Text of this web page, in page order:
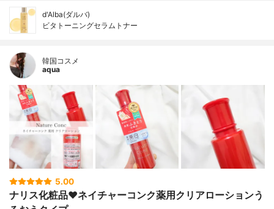
d'Alba(ダルバ)
ビタトーニングセラムトナー
韓国コスメ
aqua
5.00
ナリス化粧品❤️ネイチャーコンク薬用クリアローションう